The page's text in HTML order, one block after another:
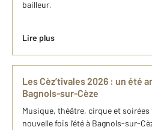
bailleur.
Lire plus
Les Cèz’tivales 2026 : un été
Bagnols-sur-Cèze
Musique, théâtre, cirque et
nouvelle fois l’été à Bagnols-sur-